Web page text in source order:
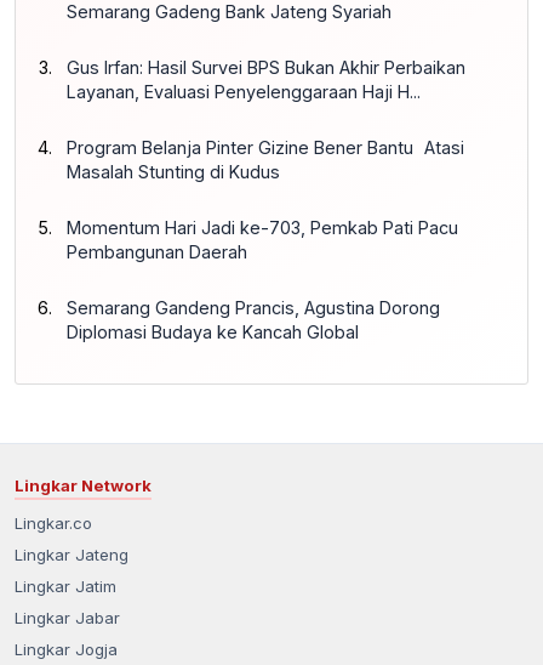
Semarang Gadeng Bank Jateng Syariah
Gus Irfan: Hasil Survei BPS Bukan Akhir Perbaikan
Layanan, Evaluasi Penyelenggaraan Haji H...
Program Belanja Pinter Gizine Bener Bantu Atasi
Masalah Stunting di Kudus
Momentum Hari Jadi ke-703, Pemkab Pati Pacu
Pembangunan Daerah
Semarang Gandeng Prancis, Agustina Dorong
Diplomasi Budaya ke Kancah Global
Lingkar Network
Lingkar.co
Lingkar Jateng
Lingkar Jatim
Lingkar Jabar
Lingkar Jogja